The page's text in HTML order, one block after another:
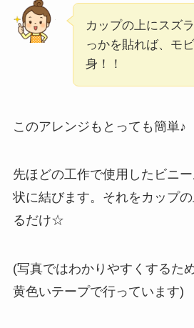
カップの上にスズ
っかを貼れば、モ
身！！
このアレンジもとっても簡単♪
先ほどの工作で使用したビニ
状に結びます。それをカップ
るだけ☆
(写真ではわかりやすくするた
黄色いテープで行っています)